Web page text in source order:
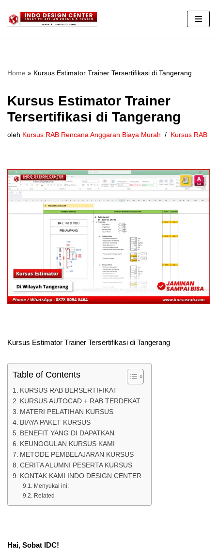
Lompat
Home » Kursus Estimator Trainer Tersertifikasi di Tangerang
Kursus Estimator Trainer
Tersertifikasi di Tangerang
oleh Kursus RAB Rencana Anggaran Biaya Murah Kursus RAB
Kursus Estimator Trainer Tersertifikasi di Tangerang
Table of Contents
KURSUS RAB BERSERTIFIKAT
KURSUS AUTOCAD + RAB TERDEKAT
MATERI PELATIHAN KURSUS
BIAYA PAKET KURSUS
BENEFIT YANG DI DAPATKAN
KEUNGGULAN KURSUS KAMI
METODE PEMBELAJARAN KURSUS
CERITA ALUMNI PESERTA KURSUS
KONTAK KAMI INDO DESIGN CENTER
Menyukai ini:
Related
Hai, Sobat IDC!